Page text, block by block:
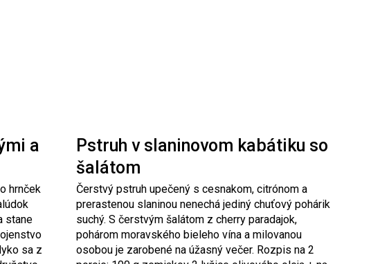
a
hrnček
stane
sa z
Pstruh v slaninovom kabátiku so
šalátom
Čerstvý pstruh upečený s cesnakom, citrónom a
prerastenou slaninou nenechá jediný chuťový pohárik
suchý. S čerstvým šalátom z cherry paradajok,
pohárom moravského bieleho vína a milovanou
osobou je zarobené na úžasný večer. Rozpis na 2